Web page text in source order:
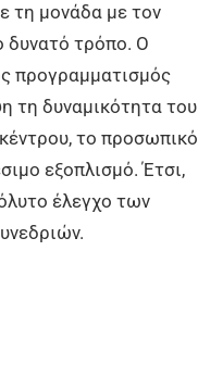
τη μονάδα με τον
δυνατό τρόπο. Ο
προγραμματισμός
τη δυναμικότητα του
το προσωπικό
εξοπλισμό. Έτσι,
έλεγχο των